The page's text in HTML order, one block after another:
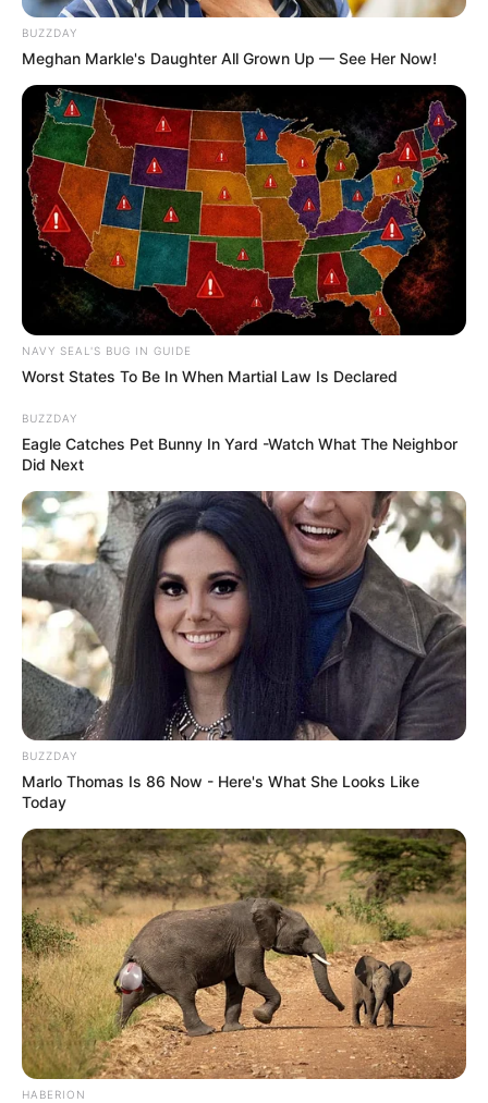
BUZZDAY
Meghan Markle's Daughter All Grown Up — See Her Now!
NAVY SEAL'S BUG IN GUIDE
Worst States To Be In When Martial Law Is Declared
BUZZDAY
Eagle Catches Pet Bunny In Yard -Watch What The Neighbor
Did Next
BUZZDAY
Marlo Thomas Is 86 Now - Here's What She Looks Like
Today
HABERION